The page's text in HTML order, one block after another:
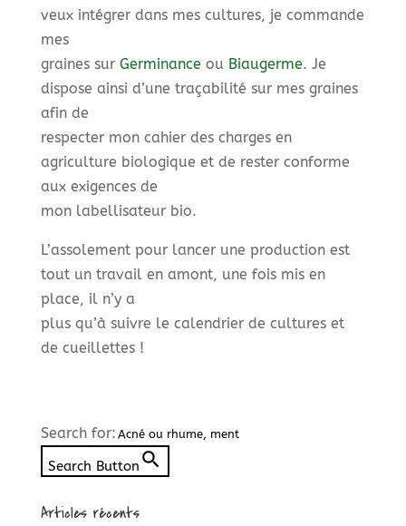
veux intégrer dans mes cultures, je commande
mes
graines sur Germinance ou Biaugerme. Je
dispose ainsi d’une traçabilité sur mes graines
afin de
respecter mon cahier des charges en
agriculture biologique et de rester conforme
aux exigences de
mon labellisateur bio.
L’assolement pour lancer une production est
tout un travail en amont, une fois mis en
place, il n’y a
plus qu’à suivre le calendrier de cultures et
de cueillettes !
Search for:
Search Button
Articles récents